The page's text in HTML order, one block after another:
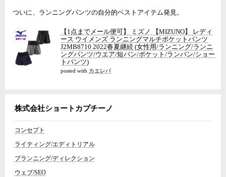
ついに、ランニングパンツの自分的ベストアイテム発見。
【1点までメール便可】 ミズノ 【MIZUNO】 レディ
ース ウイメンズ ランニングマルチポケットパンツ
J2MB8710 2022春夏継続 (女性用/ランニング/ランニ
ングパンツ/ウエア/短パン/ポケット/ランパン/ショー
トパンツ)
posted with カエレバ
株式会社ショートカプチーノ
コンセプト
ライティング/エディトリアル
プランニング/ディレクション
ウェブ/SEO